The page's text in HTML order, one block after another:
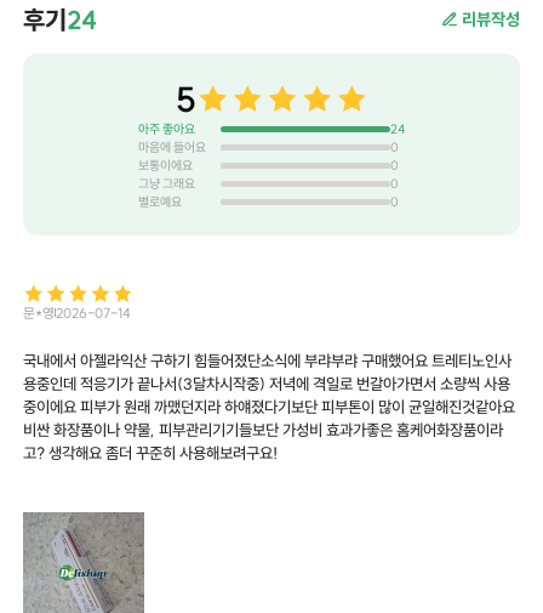
후기24 리뷰작성
5
아주 좋아요
24
마음에 들어요
0
보통이에요
0
그냥 그래요
0
별로예요
0
문*영2026-07-14
국내에서 아젤라익산 구하기 힘들어졌단소식에 부랴부랴 구매했어요 트레티노인사
용중인데 적응기가 끝나서(3달차시작중) 저녁에 격일로 번갈아가면서 소량씩 사용
중이에요 피부가 원래 까맸던지라 하얘졌다기보단 피부톤이 많이 균일해진것같아요
비싼 화장품이나 약물, 피부관리기기들보단 가성비 효과가좋은 홈케어화장품이라
고? 생각해요 좀더 꾸준히 사용해보려구요!